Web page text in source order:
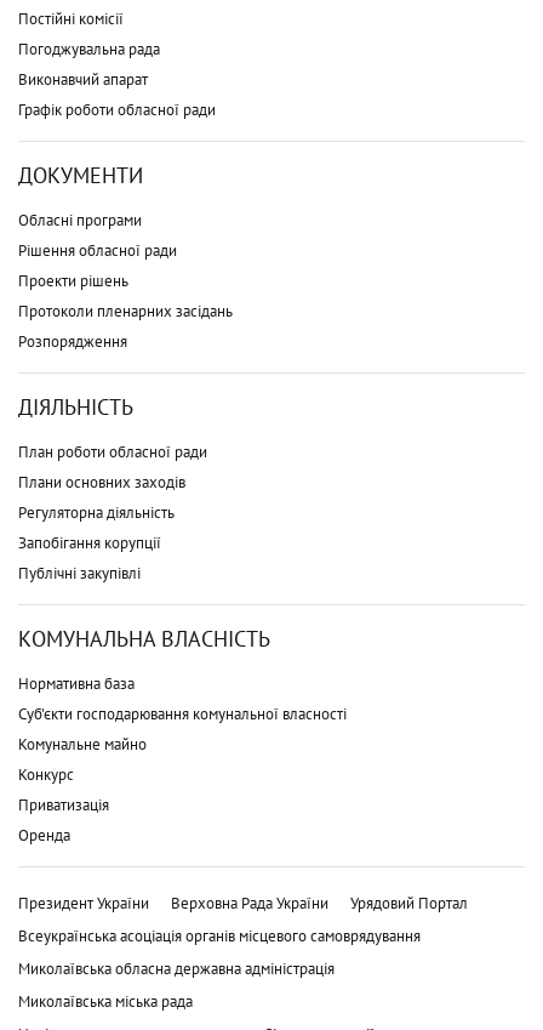
Постійні комісії
Погоджувальна рада
Виконавчий апарат
Графік роботи обласної ради
ДОКУМЕНТИ
Обласні програми
Рішення обласної ради
Проекти рішень
Протоколи пленарних засідань
Розпорядження
ДІЯЛЬНІСТЬ
План роботи обласної ради
Плани основних заходів
Регуляторна діяльність
Запобігання корупції
Публічні закупівлі
КОМУНАЛЬНА ВЛАСНІСТЬ
Нормативна база
Суб'єкти господарювання комунальної власності
Комунальне майно
Конкурс
Приватизація
Оренда
Президент України Верховна Рада України
Урядовий Портал
Всеукраїнська асоціація органів місцевого самоврядування
Миколаївська обласна державна адміністрація
Миколаївська міська рада